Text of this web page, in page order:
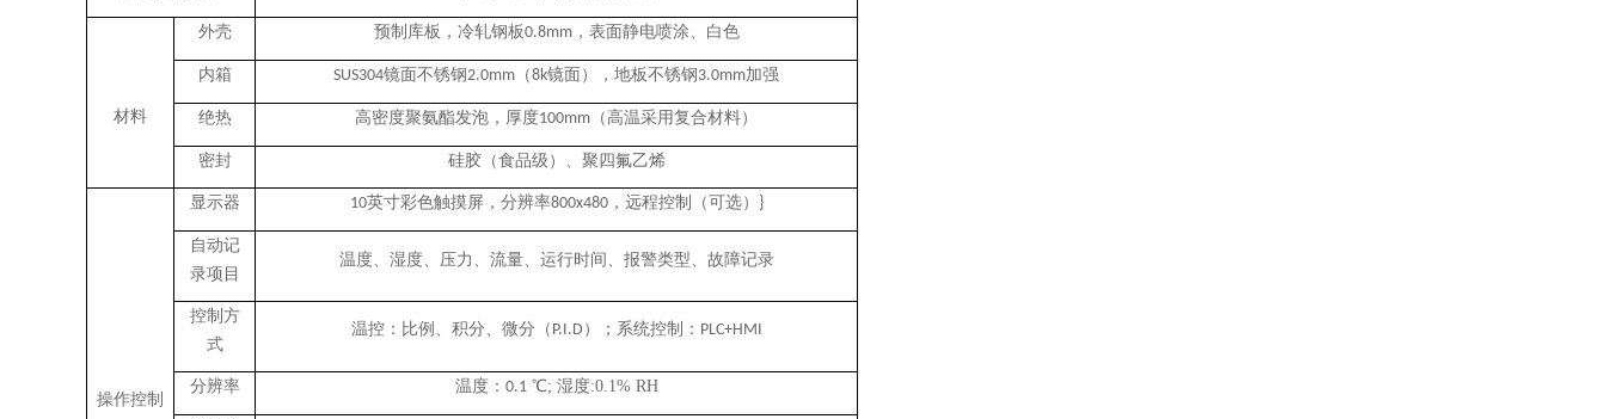
材料
外壳 预制库板，冷轧钢板0.8mm，表面静电喷涂、白色
内箱 SUS304镜面不锈钢2.0mm （8k镜面），地板不锈钢 3.0mm加强
绝热 高密度聚氨酯发泡，厚度100mm （高温采用复合材料）
密封 硅胶（食品级）、聚四氟乙烯
操作控制
显示器 10英寸彩色触摸屏，分辨率800x480，远程控制（可选） }
自动记
录项目
温度、湿度、压力、流量、运行时间、报警类型、故障记录
控制方
式
温控：比例、积分、微分（ P.I.D ）；系统控制： PLC+HMI
分辨率 温度： 0.1 ℃; 湿度:0.1% RH